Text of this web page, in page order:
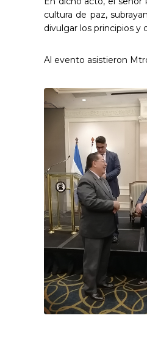
cultura de paz,
divulgar los principios y
Al evento asistieron